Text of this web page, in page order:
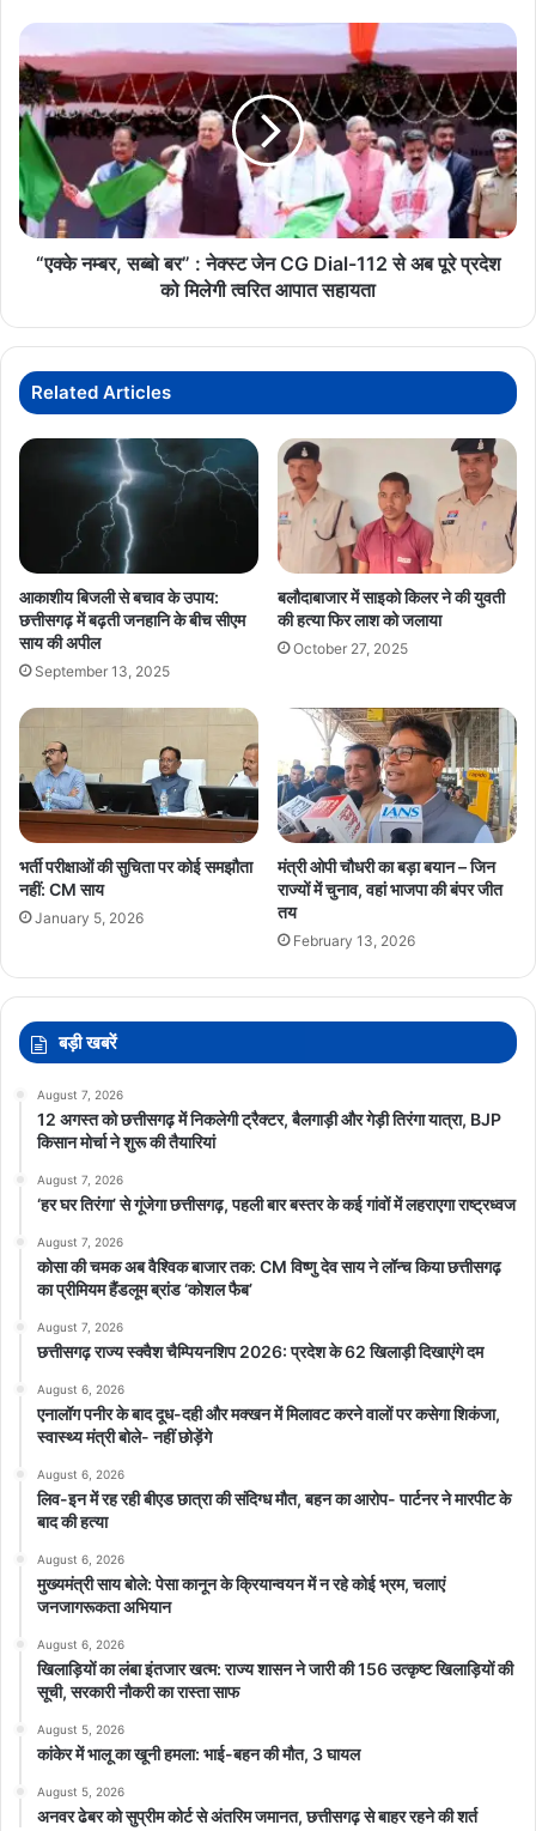
“एक्के
नम्बर,
सब्बो
बर”
:
नेक्स्ट
जेन
CG
Dial-
112
को
मिलेगी
त्वरित
आपात
“एक्के नम्बर, सब्बो बर” : नेक्स्ट जेन CG Dial-112 से अब पूरे प्रदेश
को मिलेगी त्वरित आपात सहायता
Related Articles
आकाशीय बिजली से बचाव के उपाय:
छत्तीसगढ़ में बढ़ती जनहानि के बीच सीएम
साय की अपील
September 13, 2025
बलौदाबाजार में साइको किलर ने की युवती
की हत्या फिर लाश को जलाया
October 27, 2025
भर्ती परीक्षाओं की सुचिता पर कोई समझौता
नहीं: CM साय
January 5, 2026
मंत्री ओपी चौधरी का बड़ा बयान – जिन
राज्यों में चुनाव, वहां भाजपा की बंपर जीत
तय
February 13, 2026
बड़ी खबरें
August 7, 2026
12 अगस्त को छत्तीसगढ़ में निकलेगी ट्रैक्टर, बैलगाड़ी और गेड़ी तिरंगा यात्रा, BJP
किसान मोर्चा ने शुरू की तैयारियां
August 7, 2026
‘हर घर तिरंगा’ से गूंजेगा छत्तीसगढ़, पहली बार बस्तर के कई गांवों में लहराएगा राष्ट्रध्वज
August 7, 2026
कोसा की चमक अब वैश्विक बाजार तक: CM विष्णु देव साय ने लॉन्च किया छत्तीसगढ़
का प्रीमियम हैंडलूम ब्रांड ‘कोशल फैब’
August 7, 2026
छत्तीसगढ़ राज्य स्क्वैश चैम्पियनशिप 2026: प्रदेश के 62 खिलाड़ी दिखाएंगे दम
August 6, 2026
एनालॉग पनीर के बाद दूध-दही और मक्खन में मिलावट करने वालों पर कसेगा शिकंजा,
स्वास्थ्य मंत्री बोले- नहीं छोड़ेंगे
August 6, 2026
लिव-इन में रह रही बीएड छात्रा की संदिग्ध मौत, बहन का आरोप- पार्टनर ने मारपीट के
बाद की हत्या
August 6, 2026
मुख्यमंत्री साय बोले: पेसा कानून के क्रियान्वयन में न रहे कोई भ्रम, चलाएं
जनजागरूकता अभियान
August 6, 2026
खिलाड़ियों का लंबा इंतजार खत्म: राज्य शासन ने जारी की 156 उत्कृष्ट खिलाड़ियों की
सूची, सरकारी नौकरी का रास्ता साफ
August 5, 2026
कांकेर में भालू का खूनी हमला: भाई-बहन की मौत, 3 घायल
August 5, 2026
अनवर ढेबर को सुप्रीम कोर्ट से अंतरिम जमानत, छत्तीसगढ़ से बाहर रहने की शर्त